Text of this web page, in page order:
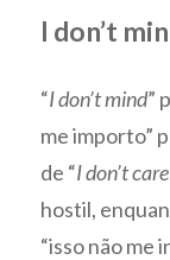
I don’t
“I don’t mind”
me importo”
de “I don’t care
hostil,
“isso não me